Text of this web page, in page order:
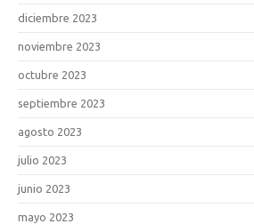
diciembre 2023
noviembre 2023
octubre 2023
septiembre 2023
agosto 2023
julio 2023
junio 2023
mayo 2023